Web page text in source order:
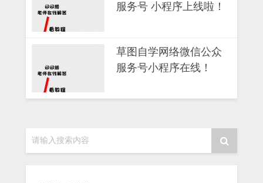
服务号 小程序上线啦！
草图自学网络微信公众
服务号小程序在线！
请输入搜索内容